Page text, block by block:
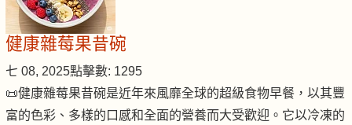
健康雜莓果昔碗
七 08, 2025點擊數: 1295
📜健康雜莓果昔碗是近年來風靡全球的超級食物早餐，以其豐
富的色彩、多樣的口感和全面的營養而大受歡迎。它以冷凍的